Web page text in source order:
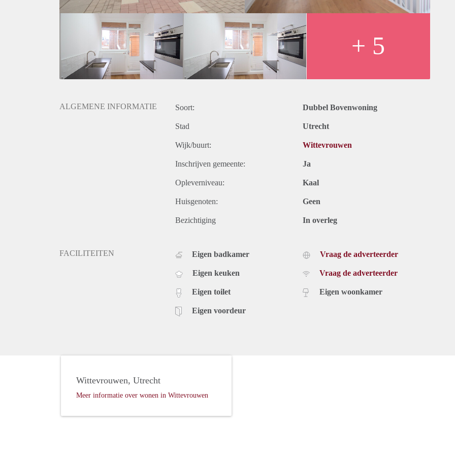
- Deze woning is geschikt voor twee woningdelers, een werkend persoon, koppel of een gezin
- Genoemde prijs is exclusief servicekosten á €50,- per maand
- Deze woning beschikt niet over een definitief energielabel
Bent u enthousiast geworden naar deze woning, wij nodigen u graag uit om de woning te bekijken. Een afspraak is
makkelijk te maken via ons kantoor.
Deze aanbieding is met zorg samengesteld echter geheel vrijblijvend en onder voorbehoud van goedkeuring
opdrachtgever. Derhalve kunnen hier op geen enkele wijze rechten aan ontleend worden.
+ 5
ALGEMENE INFORMATIE Soort: Dubbel Bovenwoning
Stad Utrecht
Wijk/buurt: Wittevrouwen
Inschrijven gemeente: Ja
Opleverniveau: Kaal
Huisgenoten: Geen
Bezichtiging In overleg
FACILITEITEN Eigen badkamer
Eigen keuken
Eigen toilet
Eigen voordeur
Vraag de adverteerder
Vraag de adverteerder
Eigen woonkamer
Wittevrouwen, Utrecht
Meer informatie over wonen in Wittevrouwen